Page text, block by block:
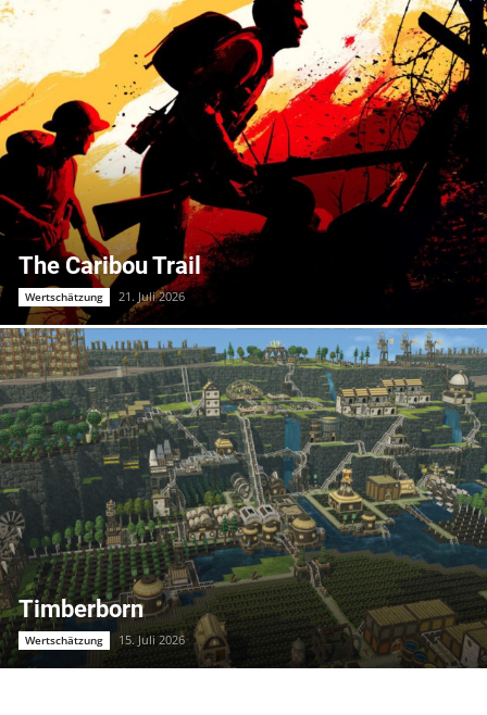
The Caribou Trail
Wertschätzung 21. Juli 2026
Timberborn
Wertschätzung 15. Juli 2026